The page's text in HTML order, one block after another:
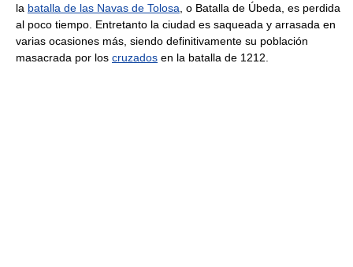
la batalla de las Navas de Tolosa , o Batalla de Úbeda, es perdida
al poco tiempo. Entretanto la ciudad es saqueada y arrasada en
varias ocasiones más, siendo definitivamente su población
masacrada por los cruzados en la batalla de 1212.